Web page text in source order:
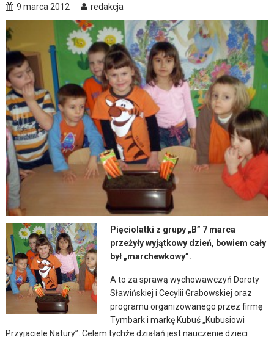
9 marca 2012 redakcja
Pięciolatki z grupy „B” 7 marca
przeżyły wyjątkowy dzień, bowiem cały
był „marchewkowy”.
A to za sprawą wychowawczyń Doroty
Sławińskiej i Cecylii Grabowskiej oraz
programu organizowanego przez firmę
Tymbark i markę Kubuś „Kubusiowi
Przyjaciele Natury”. Celem tychże działań jest nauczenie dzieci